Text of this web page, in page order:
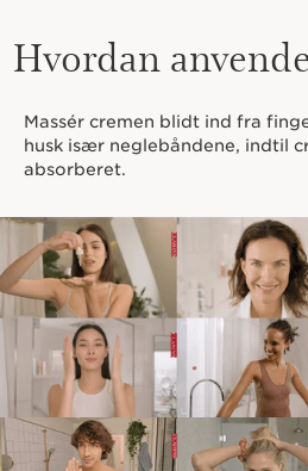
Hvordan
Massér cremen blidt ind fra
husk især neglebåndene, indtil
absorberet.